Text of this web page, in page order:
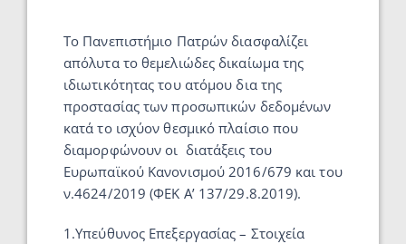
Επικοινωνία
Αναζήτηση
Το Πανεπιστήμιο Πατρών διασφαλίζει
απόλυτα το θεμελιώδες δικαίωμα της
ιδιωτικότητας του ατόμου δια της
προστασίας των προσωπικών δεδομένων
κατά το ισχύον θεσμικό πλαίσιο που
διαμορφώνουν οι διατάξεις του
Ευρωπαϊκού Κανονισμού 2016/679 και του
ν.4624/2019 (ΦΕΚ Α’ 137/29.8.2019).
1.Υπεύθυνος Επεξεργασίας – Στοιχεία